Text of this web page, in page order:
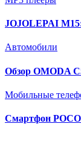
JOJOLEPAI
Автомобили
Обзор OMODA
Мобильные
Смартфон